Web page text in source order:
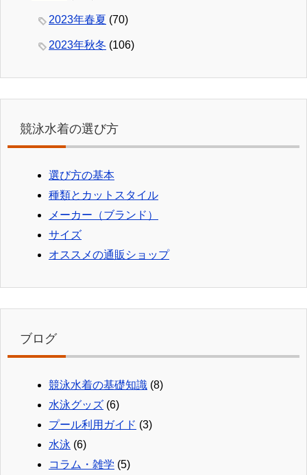
2023年春夏 (70)
2023年秋冬 (106)
競泳水着の選び方
選び方の基本
種類とカットスタイル
メーカー（ブランド）
サイズ
オススメの通販ショップ
ブログ
競泳水着の基礎知識 (8)
水泳グッズ (6)
プール利用ガイド (3)
水泳 (6)
コラム・雑学 (5)